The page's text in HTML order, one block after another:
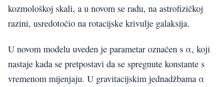
kozmološkoj skali, a u novom se radu, na astrofizičkoj
razini, usredotočio na rotacijske krivulje galaksija.
U novom modelu uveden je parametar označen s α, koji
nastaje kada se pretpostavi da se spregnute konstante s
vremenom mijenjaju. U gravitacijskim jednadžbama α